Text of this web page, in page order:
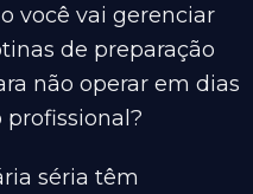
você vai gerenciar
de preparação
não operar em dias
profissional?
séria têm